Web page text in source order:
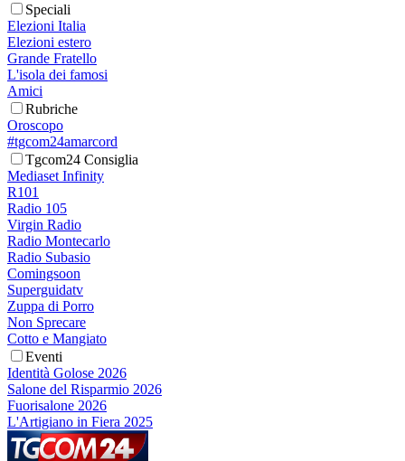
Speciali
Elezioni Italia
Elezioni estero
Grande Fratello
L'isola dei famosi
Amici
Rubriche
Oroscopo
#tgcom24amarcord
Tgcom24 Consiglia
Mediaset Infinity
R101
Radio 105
Virgin Radio
Radio Montecarlo
Radio Subasio
Comingsoon
Superguidatv
Zuppa di Porro
Non Sprecare
Cotto e Mangiato
Eventi
Identità Golose 2026
Salone del Risparmio 2026
Fuorisalone 2026
L'Artigiano in Fiera 2025